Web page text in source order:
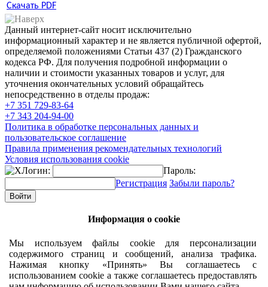
Скачать PDF
Данный интернет-сайт носит исключительно
информационный характер и не является публичной офертой,
определяемой положениями Статьи 437 (2) Гражданского
кодекса РФ. Для получения подробной информации о
наличии и стоимости указанных товаров и услуг, для
уточнения окончательных условий обращайтесь
непосредственно в отделы продаж:
+7 351 729-83-64
+7 343 204-94-00
Политика в обработке персональных данных и
пользовательское соглашение
Правила применения рекомендательных технологий
Условия использования cookie
Логин:
Пароль:
Регистрация Забыли пароль?
Информация о cookie
Мы используем файлы cookie для персонализации
содержимого страниц и сообщений, анализа трафика.
Нажимая кнопку «Принять» Вы соглашаетесь с
использованием cookie а также соглашаетесь предоставлять